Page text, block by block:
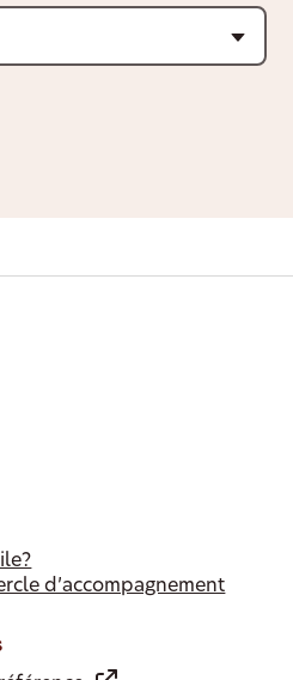
d’accompagnement